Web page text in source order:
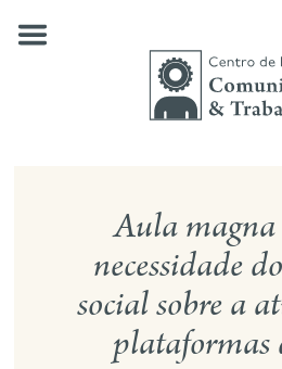
nossas
notícias
Aula
necessidade
social sobre a
plataformas